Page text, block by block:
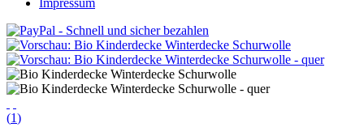
Impressum
(1)